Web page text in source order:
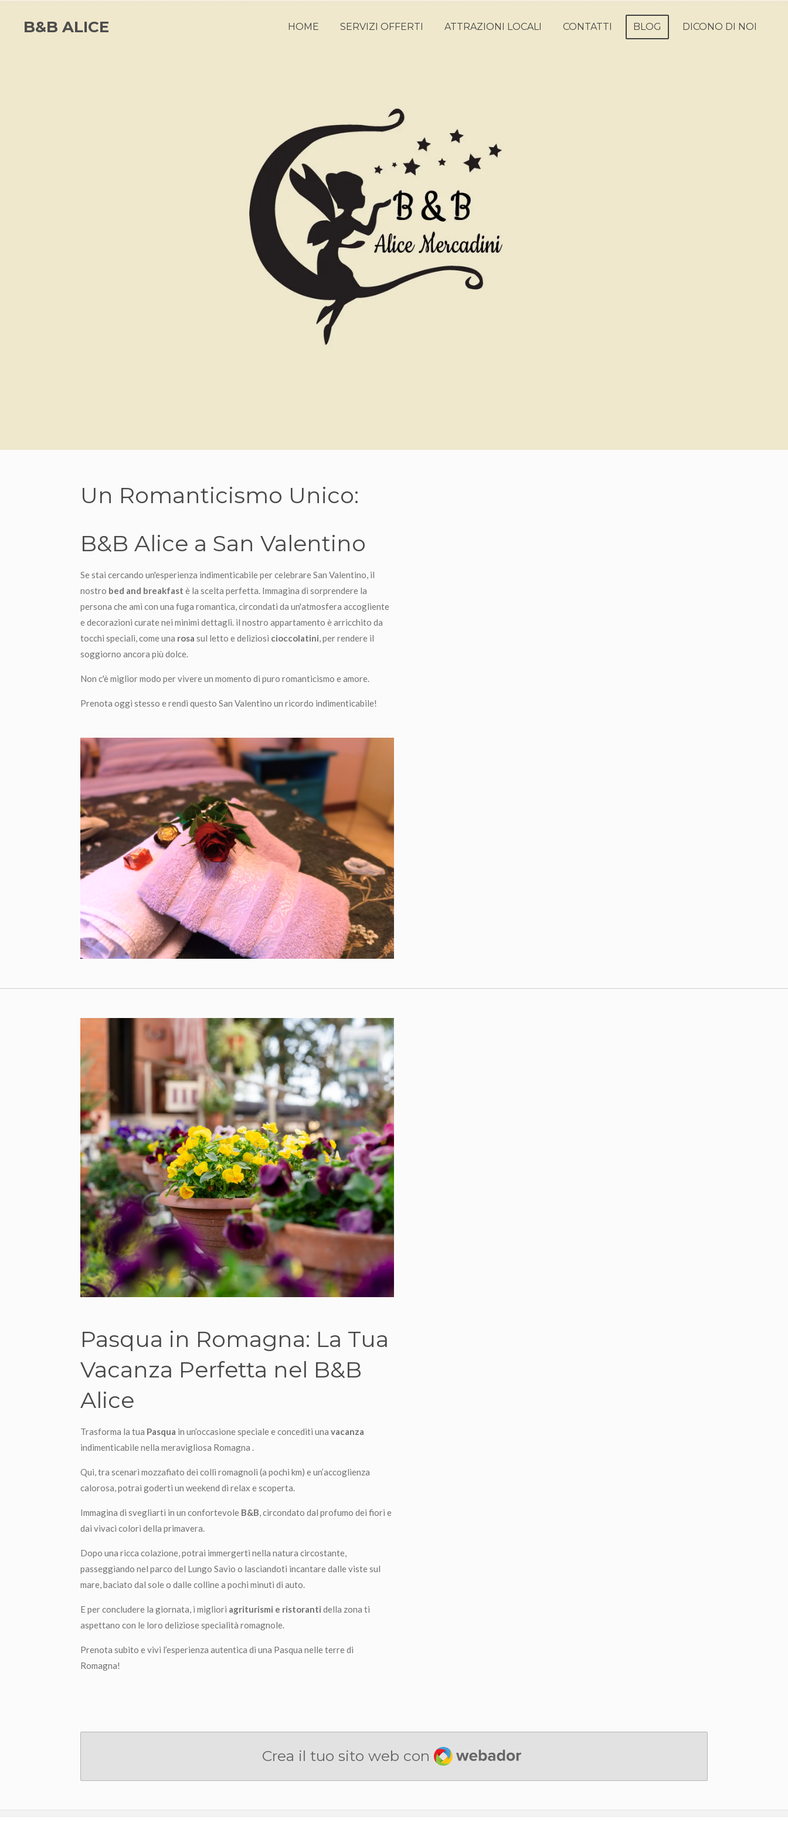
B&B ALICE HOME SERVIZI OFFERTI ATTRAZIONI LOCALI CONTATTI BLOG DICONO DI NOI
Un Romanticismo Unico:
B&B Alice a San Valentino
Se stai cercando un'esperienza indimenticabile per celebrare San Valentino, il
nostro bed and breakfast è la scelta perfetta. Immagina di sorprendere la
persona che ami con una fuga romantica, circondati da un'atmosfera accogliente
e decorazioni curate nei minimi dettagli. il nostro appartamento è arricchito da
tocchi speciali, come una rosa sul letto e deliziosi cioccolatini, per rendere il
soggiorno ancora più dolce.
Non c'è miglior modo per vivere un momento di puro romanticismo e amore.
Prenota oggi stesso e rendi questo San Valentino un ricordo indimenticabile!
Pasqua in Romagna: La Tua
Vacanza Perfetta nel B&B
Alice
Trasforma la tua Pasqua in un’occasione speciale e concediti una vacanza
indimenticabile nella meravigliosa Romagna .
Qui, tra scenari mozzafiato dei colli romagnoli (a pochi km) e un’accoglienza
calorosa, potrai goderti un weekend di relax e scoperta.
Immagina di svegliarti in un confortevole B&B, circondato dal profumo dei fiori e
dai vivaci colori della primavera.
Dopo una ricca colazione, potrai immergerti nella natura circostante,
passeggiando nel parco del Lungo Savio o lasciandoti incantare dalle viste sul
mare, baciato dal sole o dalle colline a pochi minuti di auto.
E per concludere la giornata, i migliori agriturismi e ristoranti della zona ti
aspettano con le loro deliziose specialità romagnole.
Prenota subito e vivi l’esperienza autentica di una Pasqua nelle terre di
Romagna!
Crea il tuo sito web con Webador